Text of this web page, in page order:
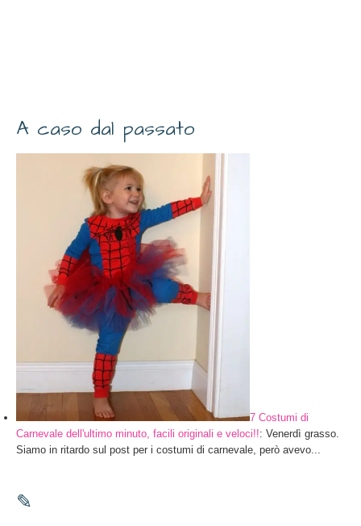
A caso dal passato
7 Costumi di
Carnevale dell'ultimo minuto, facili originali e veloci!!: Venerdì grasso.
Siamo in ritardo sul post per i costumi di carnevale, però avevo...
✎